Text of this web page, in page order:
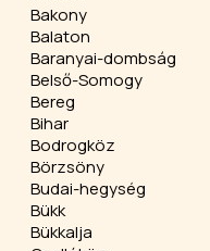
Bakony
Balaton
Baranyai-dombság
Belső-Somogy
Bereg
Bihar
Bodrogköz
Börzsöny
Budai-hegység
Bükk
Bükkalja